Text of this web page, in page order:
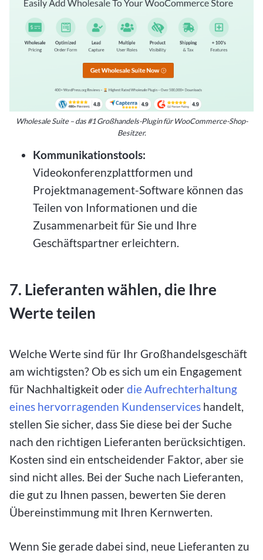
Wholesale Suite – das #1 Großhandels-Plugin für WooCommerce-Shop-
Besitzer.
Kommunikationstools:
Videokonferenzplattformen und
Projektmanagement-Software können das
Teilen von Informationen und die
Zusammenarbeit für Sie und Ihre
Geschäftspartner erleichtern.
7. Lieferanten wählen, die Ihre
Werte teilen
Welche Werte sind für Ihr Großhandelsgeschäft
am wichtigsten? Ob es sich um ein Engagement
für Nachhaltigkeit oderdie Aufrechterhaltung
eines hervorragenden Kundenservices handelt,
stellen Sie sicher, dass Sie diese bei der Suche
nach den richtigen Lieferanten berücksichtigen.
Kosten sind ein entscheidender Faktor, aber sie
sind nicht alles. Bei der Suche nach Lieferanten,
die gut zu Ihnen passen, bewerten Sie deren
Übereinstimmung mit Ihren Kernwerten.
Wenn Sie gerade dabei sind, neue Lieferanten zu